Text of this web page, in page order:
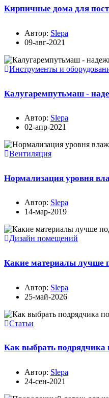
Кирпичные дома для
Автор: Slepa
09-авг-2021
Инструменты и
Калугаремпутьмаш -
Автор: Slepa
02-апр-2021
Вентиляция
Нормализация уровня
Автор: Slepa
14-мар-2019
Дизайн помещений
Какие материалы лучше
Автор: Slepa
25-май-2026
Статьи
Как выбрать подрядчика
Автор: Slepa
24-сен-2021